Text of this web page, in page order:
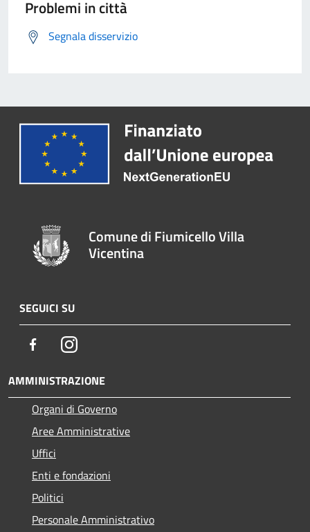
Problemi in città
Segnala disservizio
Comune di Fiumicello Villa
Vicentina
SEGUICI SU
FacebookInstagram
AMMINISTRAZIONE
Organi di Governo
Aree Amministrative
Uffici
Enti e fondazioni
Politici
Personale Amministrativo